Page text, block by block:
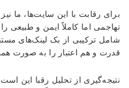
برای رقابت با این سایت‌ها، ما
تهاجمی اما کاملاً ایمن و طبیعی
شامل ترکیبی از بک لینک‌های
قدرت و هم اعتبار را به صورت
نتیجه‌گیری از تحلیل رقبا این